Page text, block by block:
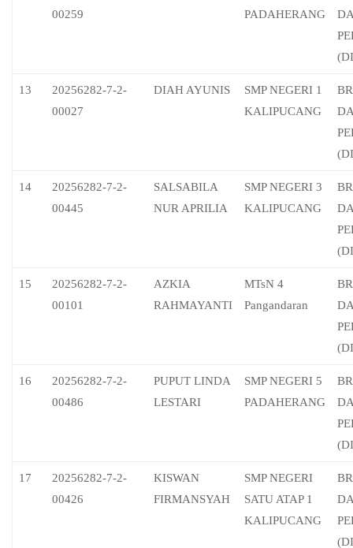
00259
PADAHERANG
13
20256282-7-2-
00027
DIAH AYUNIS
SMP NEGERI 1
KALIPUCANG
14
20256282-7-2-
00445
SALSABILA
NUR APRILIA
SMP NEGERI 3
KALIPUCANG
15
20256282-7-2-
00101
AZKIA
RAHMAYANTI
MTsN 4
Pangandaran
16
20256282-7-2-
00486
PUPUT LINDA
LESTARI
SMP NEGERI 5
PADAHERANG
17
20256282-7-2-
00426
KISWAN
FIRMANSYAH
SMP NEGERI
SATU ATAP 1
KALIPUCANG